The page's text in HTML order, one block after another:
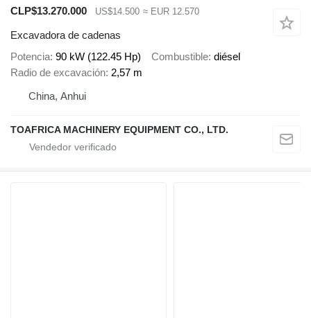
CLP$13.270.000
US$14.500 ≈ EUR 12.570
Excavadora de cadenas
Potencia 90 kW (122.45 Hp) Combustible diésel
Radio de excavación 2,57 m
China, Anhui
TOAFRICA MACHINERY EQUIPMENT CO., LTD.